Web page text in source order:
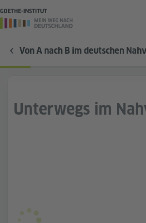
Von A nach B im deutschen
Unterwegs im